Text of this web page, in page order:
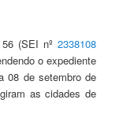
(SEI nº 2338108
o expediente
08 de setembro de
as cidades de